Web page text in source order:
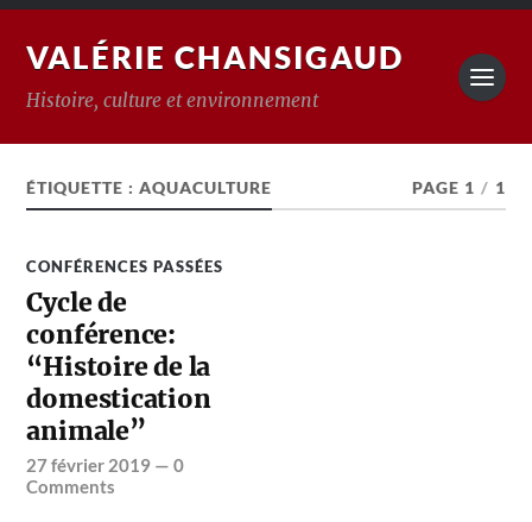
VALÉRIE CHANSIGAUD
Histoire, culture et environnement
ÉTIQUETTE :AQUACULTURE PAGE 1 / 1
CONFÉRENCES PASSÉES
Cycle de
conférence:
“Histoire de la
domestication
animale”
27 février 2019 —0
Comments